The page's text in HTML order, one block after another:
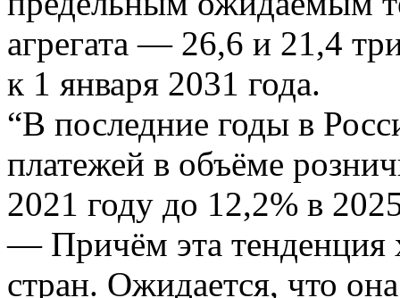
агрегата — 26,6 и 21,4
к 1 января 2031 года.
“В последние годы в
платежей в объёме
2021 году до 12,2% в
— Причём эта тенденция
стран. Ожидается, что